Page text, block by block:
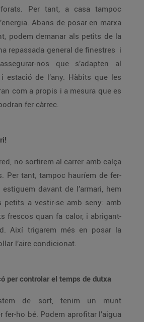
Per tant, a casa tampoc
Abans de posar en marxa
podem demanar als petits de la
repassada general de finestres i
nos que s’adapten al
estació de l’any. Hàbits que les
com a propis i a mesura que es
fer càrrec.
no sortirem al carrer amb calça
Per tant, tampoc hauríem de fer-
davant de l’armari, hem
petits a vestir-se amb seny: amb
frescos quan fa calor, i abrigant-
Així trigarem més en posar la
l’aire condicionat.
per controlar el temps de dutxa
de sort, tenim un munt
fer-ho bé. Podem aprofitar l’aigua